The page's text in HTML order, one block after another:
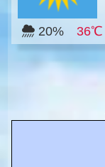
20% 36℃